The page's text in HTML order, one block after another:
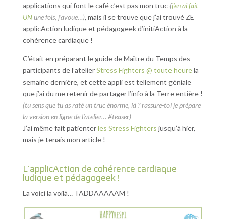
applications qui font le café c’est pas mon truc(j’en ai fait
UNune fois, j’avoue…), mais il se trouve que j’ai trouvé ZE
applicAction ludique et pédagogeek d’initiAction à la
cohérence cardiaque !
C’était en préparant le guide de Maître du Temps des
participants de l’atelierStress Fighters @ toute heurela
semaine dernière, et cette appli est tellement géniale
que j’ai du me retenir de partager l’info à la Terre entière !
(tu sens que tu as raté un truc énorme, là ? rassure-toi je prépare
la version en ligne de l’atelier… #teaser)
J’ai même fait patienterles Stress Fighters jusqu’à hier,
mais je tenais mon article !
L’applicAction de cohérence cardiaque
ludique et pédagogeek !
La voici la voilà… TADDAAAAAM !